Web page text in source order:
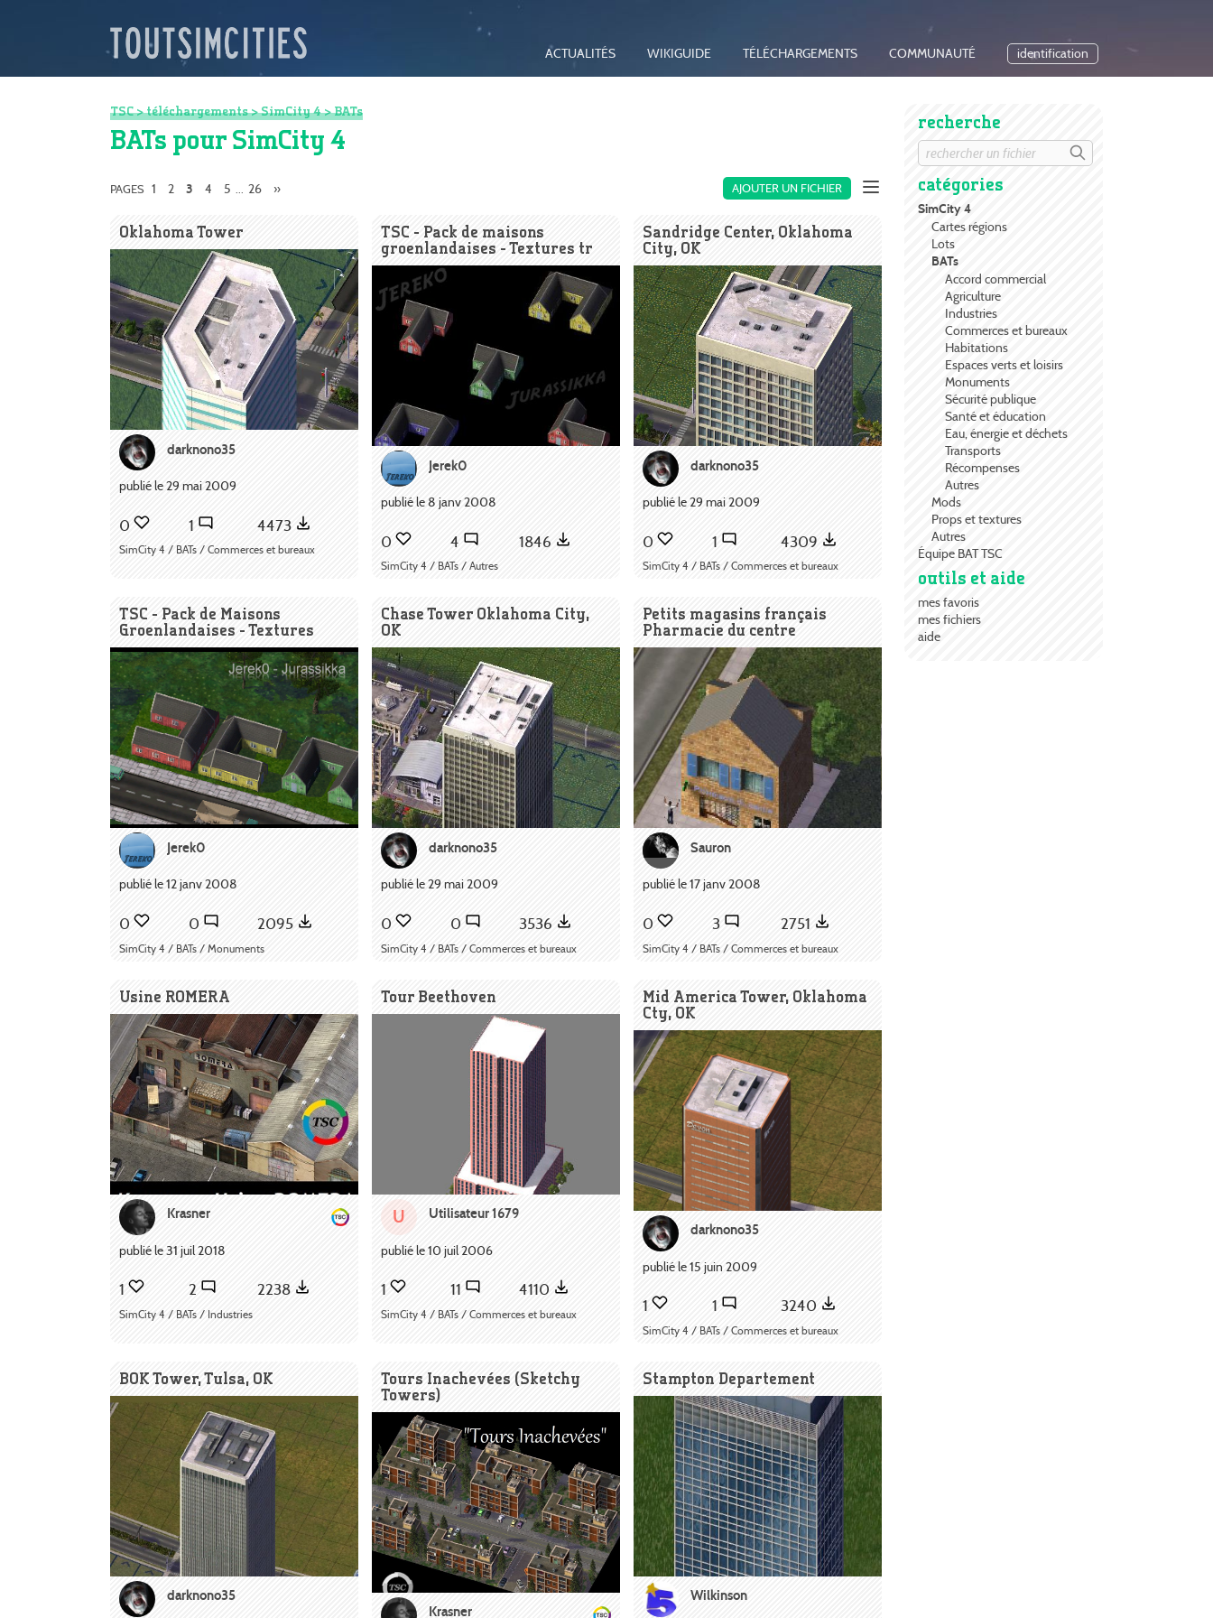
ACTUALITÉS WIKIGUIDE TÉLÉCHARGEMENTS COMMUNAUTÉ identification
recherche
catégories
SimCity 4
Cartes régions
Lots
BATs
Accord commercial
Agriculture
Industries
Commerces et bureaux
Habitations
Espaces verts et loisirs
Monuments
Sécurité publique
Santé et éducation
Eau, énergie et déchets
Transports
Récompenses
Autres
Mods
Props et textures
Autres
Équipe BAT TSC
outils et aide
mes favoris
mes fichiers
aide
TSC>téléchargements>SimCity 4>BATs
BATs pour SimCity 4
AJOUTER UN FICHIER
PAGES 1 2 3 4 5 ... 26 »
Oklahoma Tower
darknono35
publié le 29 mai 2009
0 1 4473
SimCity 4 / BATs / Commerces et bureaux
TSC - Pack de maisons
groenlandaises - Textures tr
Jerek0
publié le 8 janv 2008
0 4 1846
SimCity 4 / BATs / Autres
Sandridge Center, Oklahoma
City, OK
darknono35
publié le 29 mai 2009
0 1 4309
SimCity 4 / BATs / Commerces et bureaux
TSC - Pack de Maisons
Groenlandaises - Textures
Jerek0
publié le 12 janv 2008
0 0 2095
SimCity 4 / BATs / Monuments
Chase Tower Oklahoma City,
OK
darknono35
publié le 29 mai 2009
0 0 3536
SimCity 4 / BATs / Commerces et bureaux
Petits magasins français
Pharmacie du centre
Sauron
publié le 17 janv 2008
0 3 2751
SimCity 4 / BATs / Commerces et bureaux
Usine ROMERA
Krasner
publié le 31 juil 2018
1 2 2238
SimCity 4 / BATs / Industries
Tour Beethoven
U Utilisateur 1679
publié le 10 juil 2006
1 11 4110
SimCity 4 / BATs / Commerces et bureaux
Mid America Tower, Oklahoma
Cty, OK
darknono35
publié le 15 juin 2009
1 1 3240
SimCity 4 / BATs / Commerces et bureaux
BOK Tower, Tulsa, OK
darknono35
Tours Inachevées (Sketchy
Towers)
Krasner
Stampton Departement
Wilkinson